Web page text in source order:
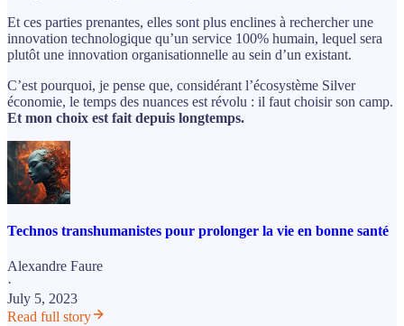
Et ces parties prenantes, elles sont plus enclines à rechercher une
innovation technologique qu’un service 100% humain, lequel sera
plutôt une innovation organisationnelle au sein d’un existant.
C’est pourquoi, je pense que, considérant l’écosystème Silver
économie, le temps des nuances est révolu : il faut choisir son camp.
Et mon choix est fait depuis longtemps.
Technos transhumanistes pour prolonger la vie en bonne santé
Alexandre Faure
·
July 5, 2023
Read full story